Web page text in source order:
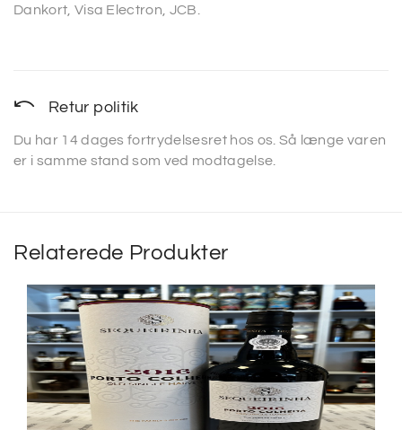
Dankort, Visa Electron, JCB.
Retur politik
Du har 14 dages fortrydelsesret hos os. Så længe varen
er i samme stand som ved modtagelse.
Relaterede Produkter